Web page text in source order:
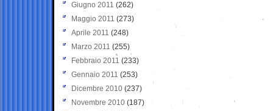
Giugno 2011 (262)
Maggio 2011 (273)
Aprile 2011 (248)
Marzo 2011 (255)
Febbraio 2011 (233)
Gennaio 2011 (253)
Dicembre 2010 (237)
Novembre 2010 (187)